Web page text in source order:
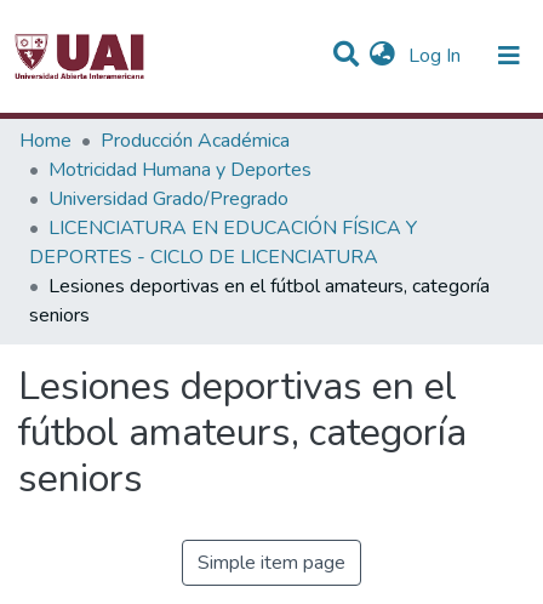
Log In (current)
Statistics
Communities & Collections
All of DSpace
Home
Producción Académica
Motricidad Humana y Deportes
Universidad Grado/Pregrado
LICENCIATURA EN EDUCACIÓN FÍSICA Y
DEPORTES - CICLO DE LICENCIATURA
Lesiones deportivas en el fútbol amateurs, categoría
seniors
Lesiones deportivas en el
fútbol amateurs, categoría
seniors
Simple item page